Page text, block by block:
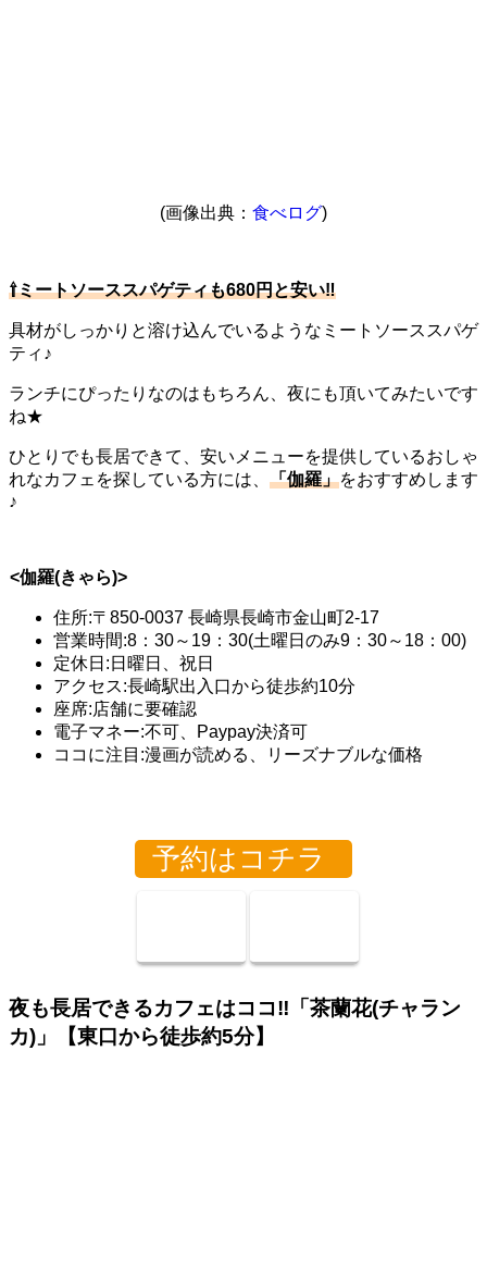
(画像出典： 食べログ)
⇧ミートソーススパゲティも680円と安い‼
具材がしっかりと溶け込んでいるようなミートソーススパゲ
ティ♪
ランチにぴったりなのはもちろん、夜にも頂いてみたいです
ね★
ひとりでも長居できて、安いメニューを提供しているおしゃ
れなカフェを探している方には、 「伽羅」をおすすめします
♪
<伽羅(きゃら)>
住所:〒850-0037 長崎県長崎市金山町2-17
営業時間:8：30～19：30(土曜日のみ9：30～18：00)
定休日:日曜日、祝日
アクセス:長崎駅出入口から徒歩約10分
座席:店舗に要確認
電子マネー:不可、Paypay決済可
ココに注目:漫画が読める、リーズナブルな価格
予約はコチラ
夜も長居できるカフェはココ‼「茶蘭花(チャラン
カ)」【東口から徒歩約5分】